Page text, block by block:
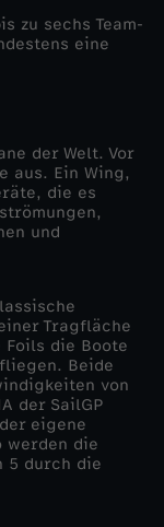
zu sechs Team-
eine
der Welt. Vor
aus. Ein Wing,
die es
und
Tragfläche
die Boote
Beide
von
der SailGP
eigene
werden die
5 durch die